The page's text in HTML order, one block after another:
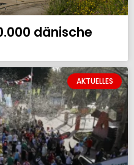
dänische
AKTUELLES